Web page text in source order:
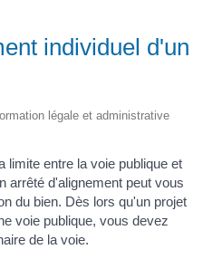
individuel d'un
légale et administrative
limite entre la voie publique et
arrêté d'alignement peut vous
du bien. Dès lors qu'un projet
voie publique, vous devez
de la voie.